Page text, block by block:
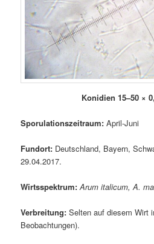
Konidien 15–50 ×
Sporulationszeitraum: April-Juni
Fundort: Deutschland, Bayern,
29.04.2017.
Wirtsspektrum: Arum italicum, A.
Verbreitung:Selten auf diesem Wirt
Beobachtungen).